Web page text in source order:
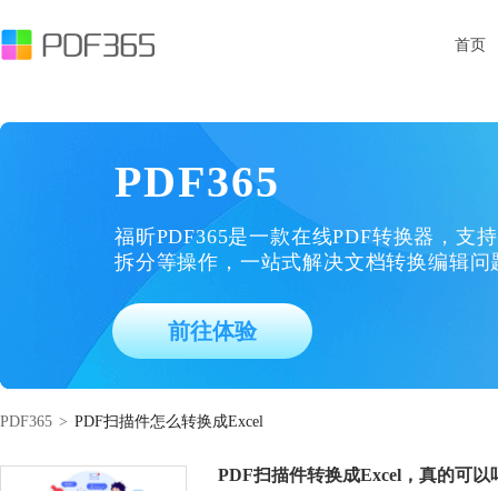
首页
PDF365
福昕PDF365是一款在线PDF转换器，支
拆分等操作，一站式解决文档转换编辑问
前往体验
PDF365 > PDF扫描件怎么转换成Excel
PDF扫描件转换成Excel，真的可